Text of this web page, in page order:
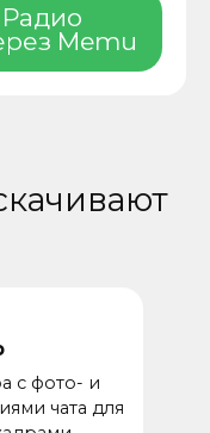
Memu
с фото- и
чата для